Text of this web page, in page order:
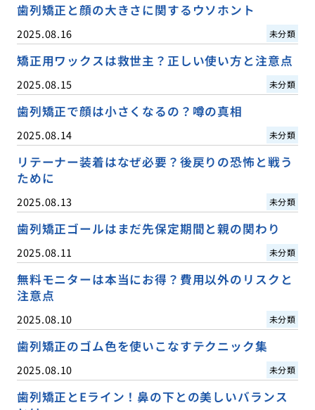
歯列矯正と顔の大きさに関するウソホント
2025.08.16 未分類
矯正用ワックスは救世主？正しい使い方と注意点
2025.08.15 未分類
歯列矯正で顔は小さくなるの？噂の真相
2025.08.14 未分類
リテーナー装着はなぜ必要？後戻りの恐怖と戦う
ために
2025.08.13 未分類
歯列矯正ゴールはまだ先保定期間と親の関わり
2025.08.11 未分類
無料モニターは本当にお得？費用以外のリスクと
注意点
2025.08.10 未分類
歯列矯正のゴム色を使いこなすテクニック集
2025.08.10 未分類
歯列矯正とEライン！鼻の下との美しいバランス